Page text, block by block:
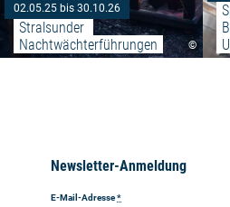
©
02.05.25 bis 30.10.26
Stralsunder
Nachtwächterführungen
Newsletter-Anmeldung
E-Mail-Adresse*